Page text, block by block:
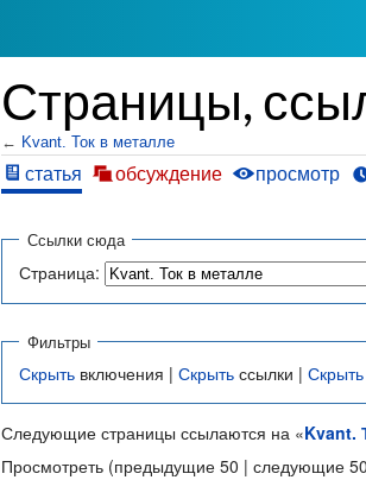
Страницы,
← Kvant. Ток в металле
статья обсуждение просмотр
Ссылки сюда
Страница:
Фильтры
Скрыть включения | Скрыть ссылки | Скрыть
Следующие страницы ссылаются на «Kvant.
Просмотреть (предыдущие 50 | следующие